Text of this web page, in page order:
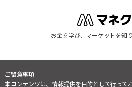
お金を学び、マーケットを知
ご留意事項
本コンテンツは、情報提供を目的として行ってお